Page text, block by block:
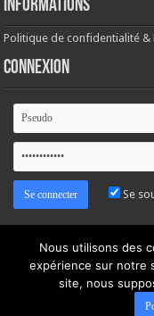
Informations
Politique de confidentialité &
Connexion
Se
Nous utilisons des
expérience sur notre
site, nous